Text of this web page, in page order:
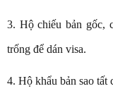
3. Hộ chiếu bản gốc,
trống để dán visa.
4. Hộ khẩu bản sao tất